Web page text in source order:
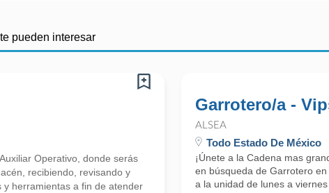
pueden interesar
Operativo, donde serás
recibiendo, revisando y
herramientas a fin de atender
Garrotero/a -
ALSEA
Todo Estado De México
¡Únete a la Cadena mas
en búsqueda de Garrotero
a la unidad de lunes a